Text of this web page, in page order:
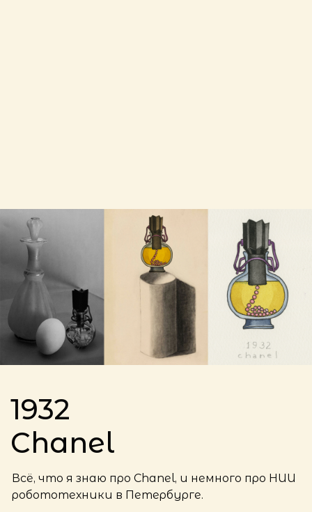
1932
Chanel
Всё, что я знаю про Chanel, и немного про НИИ
робототехники в Петербурге.